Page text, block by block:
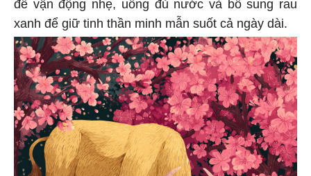
xanh để giữ tinh thần minh mẫn suốt cả ngày dài.